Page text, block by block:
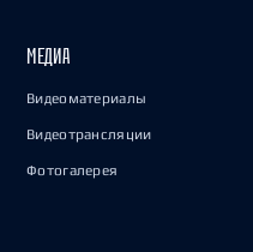
МЕДИА
Видеоматериалы
Видеотрансляции
Фотогалерея